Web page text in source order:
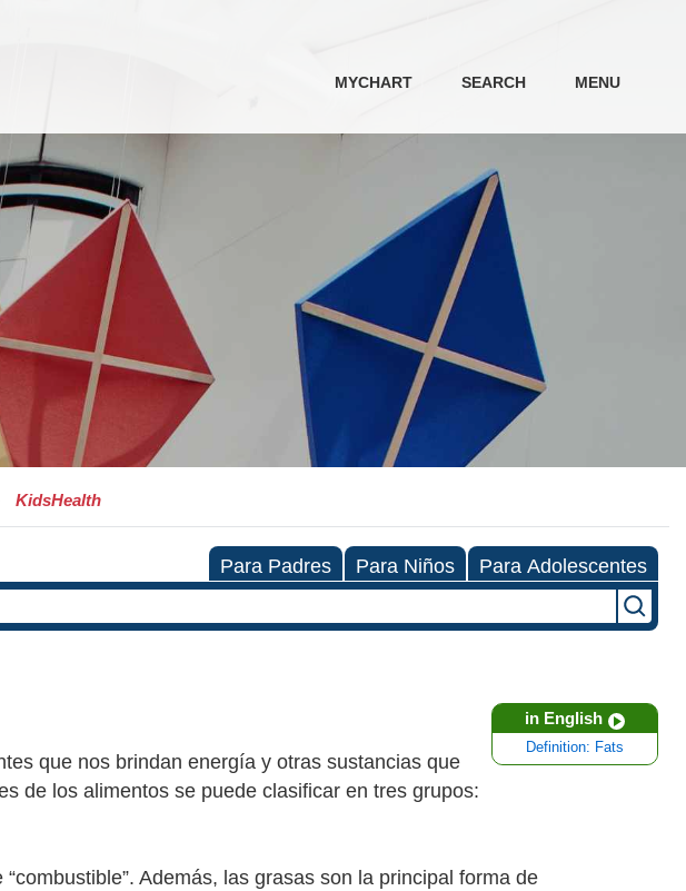
MYCHART SEARCH MENU
KidsHealth
Para Padres Para Niños Para Adolescentes
in English
Definition: Fats
que nos brindan energía y otras sustancias que
de los alimentos se puede clasificar en tres grupos:
Además, las grasas son la principal forma de